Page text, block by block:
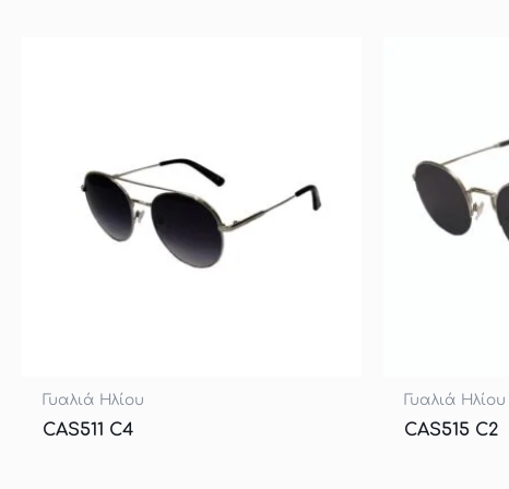
Γυαλιά Ηλίου
CAS511 C4
Γυαλιά Ηλίου
CAS515 C2